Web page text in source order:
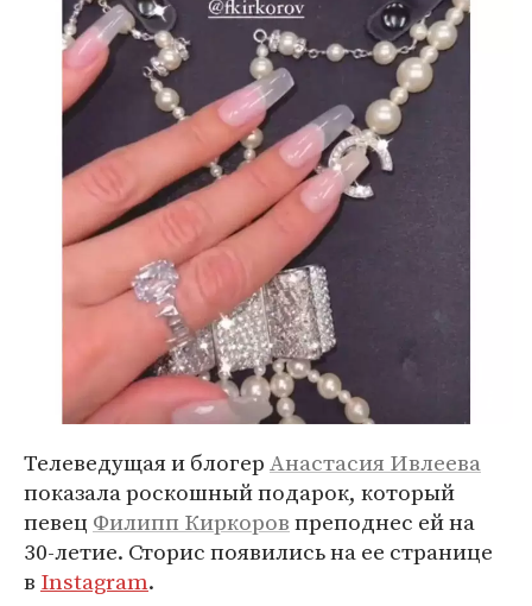
Телеведущая и блогерАнастасия Ивлеева
показала роскошный подарок, который
певец Филипп Киркоровпреподнес ей на
30-летие. Сторис появились на ее странице
в Instagram.